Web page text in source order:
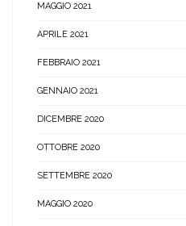
MAGGIO 2021
APRILE 2021
FEBBRAIO 2021
GENNAIO 2021
DICEMBRE 2020
OTTOBRE 2020
SETTEMBRE 2020
MAGGIO 2020